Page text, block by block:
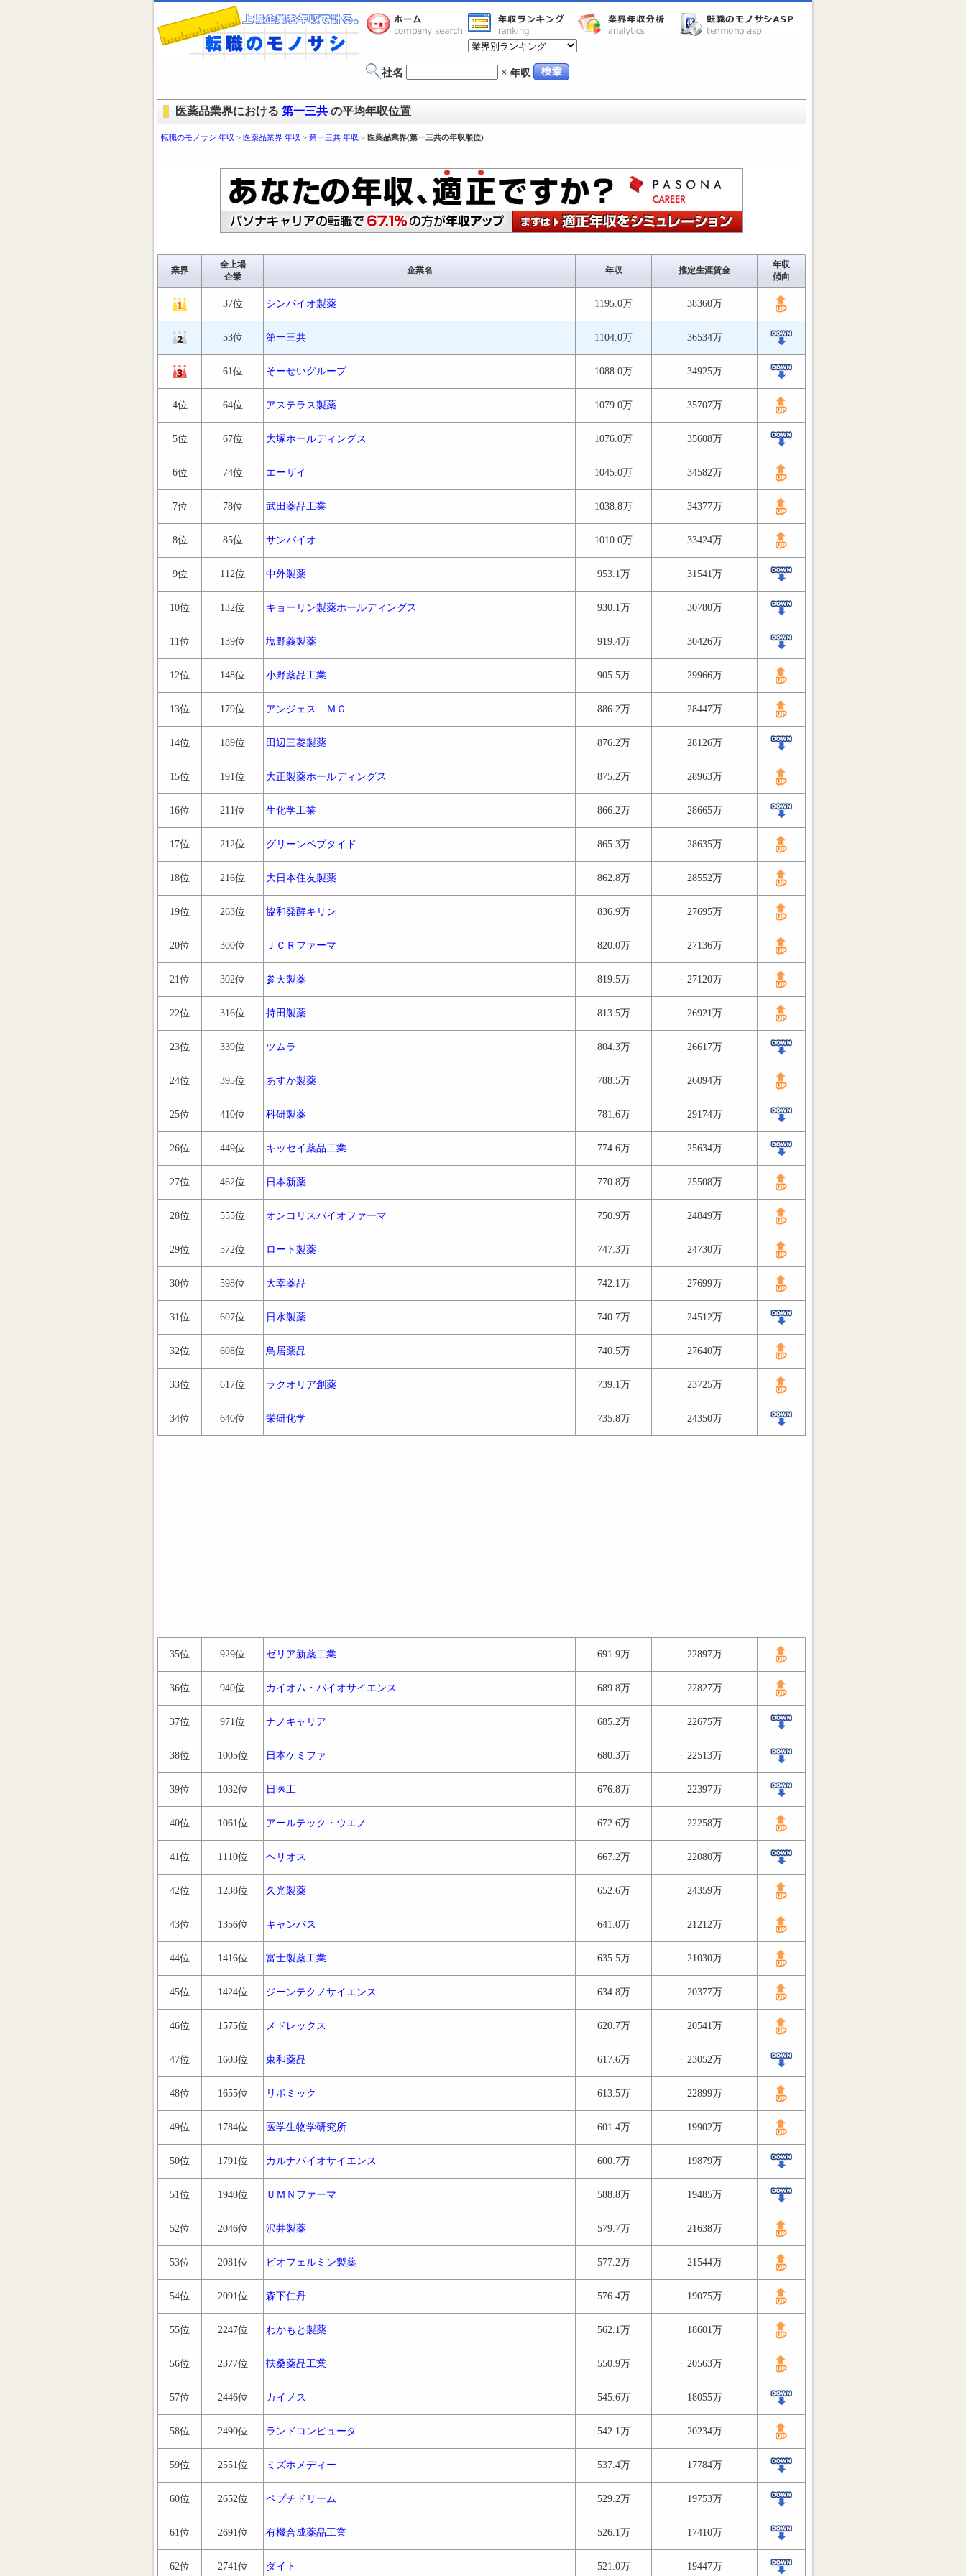
社名 × 年収
医薬品業界における 第一三共 の平均年収位置
転職のモノサシ 年収 > 医薬品業界 年収 > 第一三共 年収 > 医薬品業界(第一三共の年収順位)
業界
全上場
企業
企業名 年収 推定生涯賃金
年収
傾向
37位 シンバイオ製薬 1195.0万 38360万
53位 第一三共 1104.0万 36534万
61位 そーせいグループ 1088.0万 34925万
4位 64位 アステラス製薬 1079.0万 35707万
5位 67位 大塚ホールディングス 1076.0万 35608万
6位 74位 エーザイ 1045.0万 34582万
7位 78位 武田薬品工業 1038.8万 34377万
8位 85位 サンバイオ 1010.0万 33424万
9位 112位 中外製薬 953.1万 31541万
10位 132位 キョーリン製薬ホールディングス 930.1万 30780万
11位 139位 塩野義製薬 919.4万 30426万
12位 148位 小野薬品工業 905.5万 29966万
13位 179位 アンジェス ＭＧ 886.2万 28447万
14位 189位 田辺三菱製薬 876.2万 28126万
15位 191位 大正製薬ホールディングス 875.2万 28963万
16位 211位 生化学工業 866.2万 28665万
17位 212位 グリーンペプタイド 865.3万 28635万
18位 216位 大日本住友製薬 862.8万 28552万
19位 263位 協和発酵キリン 836.9万 27695万
20位 300位 ＪＣＲファーマ 820.0万 27136万
21位 302位 参天製薬 819.5万 27120万
22位 316位 持田製薬 813.5万 26921万
23位 339位 ツムラ 804.3万 26617万
24位 395位 あすか製薬 788.5万 26094万
25位 410位 科研製薬 781.6万 29174万
26位 449位 キッセイ薬品工業 774.6万 25634万
27位 462位 日本新薬 770.8万 25508万
28位 555位 オンコリスバイオファーマ 750.9万 24849万
29位 572位 ロート製薬 747.3万 24730万
30位 598位 大幸薬品 742.1万 27699万
31位 607位 日水製薬 740.7万 24512万
32位 608位 鳥居薬品 740.5万 27640万
33位 617位 ラクオリア創薬 739.1万 23725万
34位 640位 栄研化学 735.8万 24350万
35位 929位 ゼリア新薬工業 691.9万 22897万
36位 940位 カイオム・バイオサイエンス 689.8万 22827万
37位 971位 ナノキャリア 685.2万 22675万
38位 1005位 日本ケミファ 680.3万 22513万
39位 1032位 日医工 676.8万 22397万
40位 1061位 アールテック・ウエノ 672.6万 22258万
41位 1110位 ヘリオス 667.2万 22080万
42位 1238位 久光製薬 652.6万 24359万
43位 1356位 キャンバス 641.0万 21212万
44位 1416位 富士製薬工業 635.5万 21030万
45位 1424位 ジーンテクノサイエンス 634.8万 20377万
46位 1575位 メドレックス 620.7万 20541万
47位 1603位 東和薬品 617.6万 23052万
48位 1655位 リボミック 613.5万 22899万
49位 1784位 医学生物学研究所 601.4万 19902万
50位 1791位 カルナバイオサイエンス 600.7万 19879万
51位 1940位 ＵＭＮファーマ 588.8万 19485万
52位 2046位 沢井製薬 579.7万 21638万
53位 2081位 ビオフェルミン製薬 577.2万 21544万
54位 2091位 森下仁丹 576.4万 19075万
55位 2247位 わかもと製薬 562.1万 18601万
56位 2377位 扶桑薬品工業 550.9万 20563万
57位 2446位 カイノス 545.6万 18055万
58位 2490位 ランドコンピュータ 542.1万 20234万
59位 2551位 ミズホメディー 537.4万 17784万
60位 2652位 ペプチドリーム 529.2万 19753万
61位 2691位 有機合成薬品工業 526.1万 17410万
62位 2741位 ダイト 521.0万 19447万